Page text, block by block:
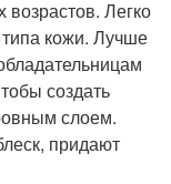
Легко
типа кожи. Лучше
создать
слоем.
придают